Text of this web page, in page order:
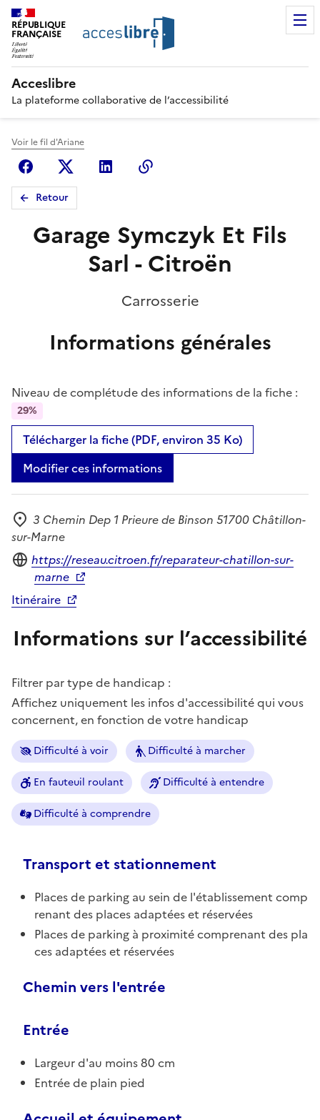
RÉPUBLIQUE
FRANÇAISE
Acceslibre
La plateforme collaborative de l’accessibilité
Voir le fil d'Ariane
FacebookX (anciennement Twitter)
Linkedin
Retour
Garage Symczyk Et Fils
Sarl - Citroën
Carrosserie
Informations générales
Niveau de complétude des informations de la fiche :
29%
Télécharger la fiche (PDF, environ 35 Ko)
Modifier ces informations
Adresse
3 Chemin Dep 1 Prieure de Binson 51700 Châtillon-
sur-Marne
Site internet
https://reseau.citroen.fr/reparateur-chatillon-sur-
marne
Itinéraire
Informations sur l’accessibilité
Filtrer par type de handicap :
Affichez uniquement les infos d'accessibilité qui vous
concernent, en fonction de votre handicap
Difficulté à voir Difficulté à marcher
En fauteuil roulant Difficulté à entendre
Difficulté à comprendre
Transport et stationnement
Places de parking au sein de l'établissement comp
renant des places adaptées et réservées
Places de parking à proximité comprenant des pla
ces adaptées et réservées
Chemin vers l'entrée
Entrée
Largeur d'au moins 80 cm
Entrée de plain pied